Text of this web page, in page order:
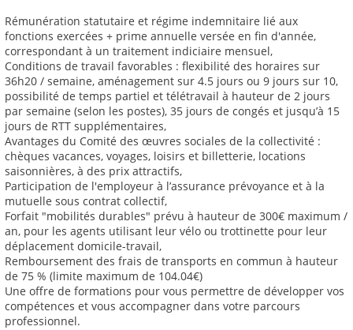
Rémunération statutaire et régime indemnitaire lié aux
fonctions exercées + prime annuelle versée en fin d'année,
correspondant à un traitement indiciaire mensuel,
Conditions de travail favorables : flexibilité des horaires sur
36h20 / semaine, aménagement sur 4.5 jours ou 9 jours sur 10,
possibilité de temps partiel et télétravail à hauteur de 2 jours
par semaine (selon les postes), 35 jours de congés et jusqu’à 15
jours de RTT supplémentaires,
Avantages du Comité des œuvres sociales de la collectivité :
chèques vacances, voyages, loisirs et billetterie, locations
saisonnières, à des prix attractifs,
Participation de l'employeur à l’assurance prévoyance et à la
mutuelle sous contrat collectif,
Forfait "mobilités durables" prévu à hauteur de 300€ maximum /
an, pour les agents utilisant leur vélo ou trottinette pour leur
déplacement domicile-travail,
Remboursement des frais de transports en commun à hauteur
de 75 % (limite maximum de 104.04€)
Une offre de formations pour vous permettre de développer vos
compétences et vous accompagner dans votre parcours
professionnel.